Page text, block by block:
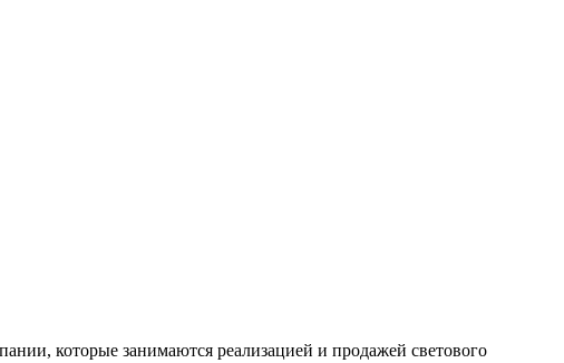
которые занимаются реализацией и продажей светового